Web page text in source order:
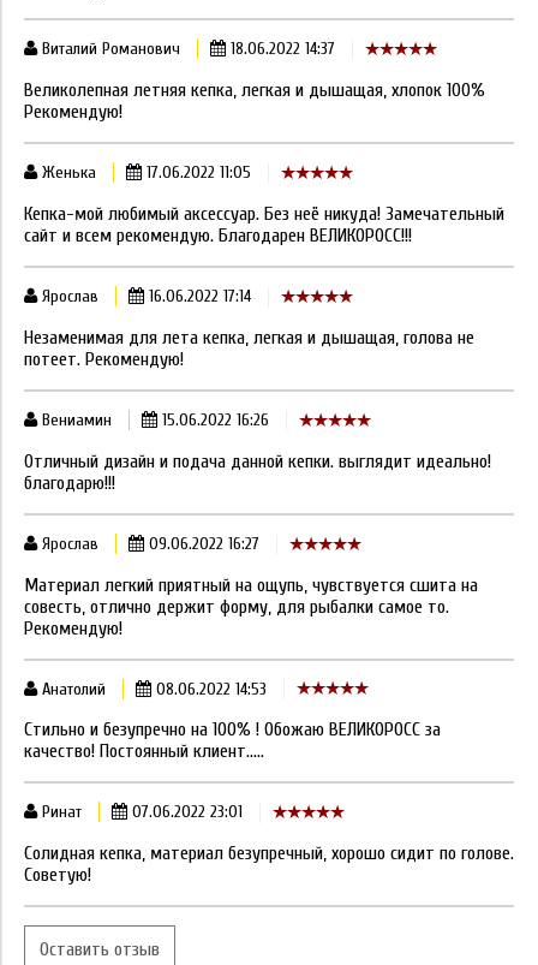
Виталий Романович 18.06.2022 14:37
Великолепная летняя кепка, легкая и дышащая, хлопок 100%
Рекомендую!
Женька 17.06.2022 11:05
Кепка-мой любимый аксессуар. Без неё никуда! Замечательный
сайт и всем рекомендую. Благодарен ВЕЛИКОРОСС!!!
Ярослав 16.06.2022 17:14
Незаменимая для лета кепка, легкая и дышащая, голова не
потеет. Рекомендую!
Вениамин 15.06.2022 16:26
Отличный дизайн и подача данной кепки. выглядит идеально!
благодарю!!!
Ярослав 09.06.2022 16:27
Материал легкий приятный на ощупь, чувствуется сшита на
совесть, отлично держит форму, для рыбалки самое то.
Рекомендую!
Анатолий 08.06.2022 14:53
Стильно и безупречно на 100% ! Обожаю ВЕЛИКОРОСС за
качество! Постоянный клиент.....
Ринат 07.06.2022 23:01
Солидная кепка, материал безупречный, хорошо сидит по голове.
Советую!
Оставить отзыв